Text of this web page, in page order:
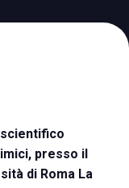
presso il
di Roma La